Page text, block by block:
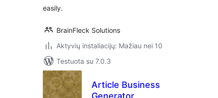
easily.
BrainFleck Solutions
Aktyvių instaliacijų: Mažiau nei 10
Testuota su 7.0.3
Article Business
Generator